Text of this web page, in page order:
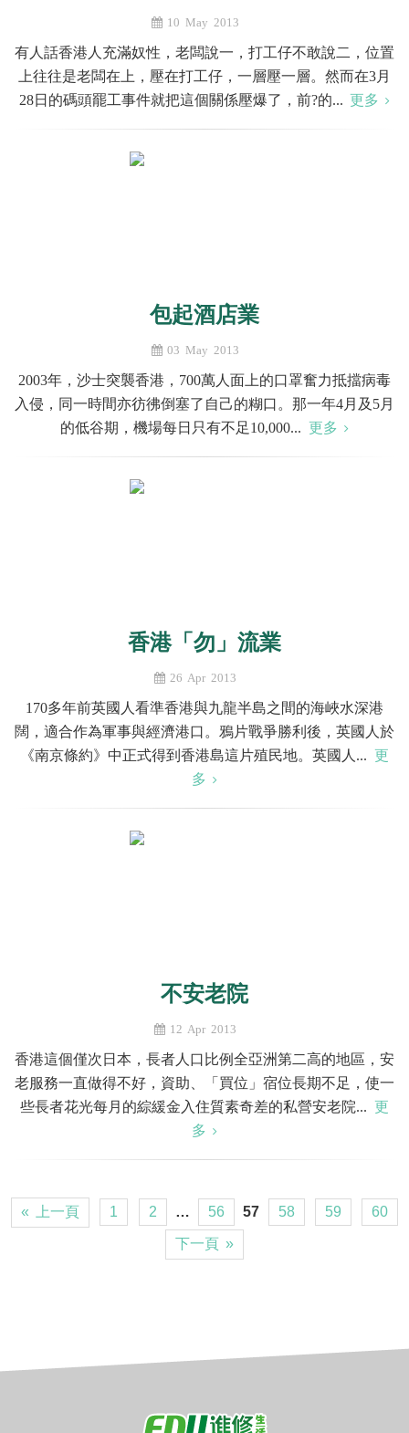
10 May 2013
有人話香港人充滿奴性，老闆說一，打工仔不敢說二，位置
上往往是老闆在上，壓在打工仔，一層壓一層。然而在3月
28日的碼頭罷工事件就把這個關係壓爆了，前?的... 更多
包起酒店業
03 May 2013
2003年，沙士突襲香港，700萬人面上的口罩奮力抵擋病毒
入侵，同一時間亦彷彿倒塞了自己的糊口。那一年4月及5月
的低谷期，機場每日只有不足10,000... 更多
香港「勿」流業
26 Apr 2013
170多年前英國人看準香港與九龍半島之間的海峽水深港
闊，適合作為軍事與經濟港口。鴉片戰爭勝利後，英國人於
《南京條約》中正式得到香港島這片殖民地。英國人... 更
多
不安老院
12 Apr 2013
香港這個僅次日本，長者人口比例全亞洲第二高的地區，安
老服務一直做得不好，資助、「買位」宿位長期不足，使一
些長者花光每月的綜緩金入住質素奇差的私營安老院... 更
多
« 上一頁 1 2 … 56 57 58 59 60
下一頁 »